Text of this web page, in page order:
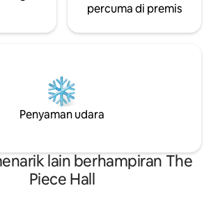
percuma di premis
Penyaman udara
lain berhampiran The
Piece Hall